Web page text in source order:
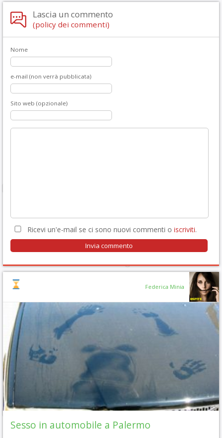
Lascia un commento
(policy dei commenti)
Nome
e-mail (non verrà pubblicata)
Sito web (opzionale)
Ricevi un'e-mail se ci sono nuovi commenti o iscriviti.
Federica Minia
Sesso in automobile a Palermo